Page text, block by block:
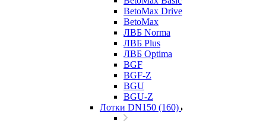
BetoMax Drive
BetoMax
ЛВБ Norma
ЛВБ Plus
ЛВБ Optima
BGF
BGF-Z
BGU
BGU-Z
Лотки DN150 (160)